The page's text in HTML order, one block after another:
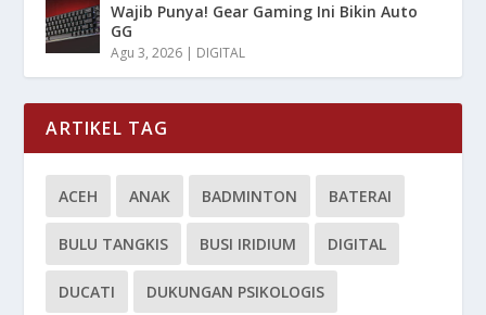
Wajib Punya! Gear Gaming Ini Bikin Auto
GG
Agu 3, 2026 | DIGITAL
ARTIKEL TAG
ACEH ANAK BADMINTON BATERAI
BULU TANGKIS BUSI IRIDIUM DIGITAL
DUCATI DUKUNGAN PSIKOLOGIS